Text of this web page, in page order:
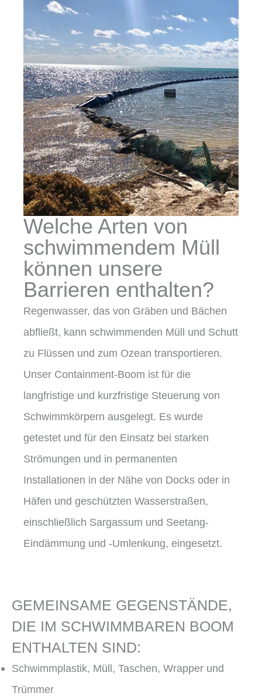
Welche Arten von
schwimmendem Müll
können unsere
Barrieren enthalten?
Regenwasser, das von Gräben und Bächen
abfließt, kann schwimmenden Müll und Schutt
zu Flüssen und zum Ozean transportieren.
Unser Containment-Boom ist für die
langfristige und kurzfristige Steuerung von
Schwimmkörpern ausgelegt. Es wurde
getestet und für den Einsatz bei starken
Strömungen und in permanenten
Installationen in der Nähe von Docks oder in
Häfen und geschützten Wasserstraßen,
einschließlich Sargassum und Seetang-
Eindämmung und -Umlenkung, eingesetzt.
GEMEINSAME GEGENSTÄNDE,
DIE IM SCHWIMMBAREN BOOM
ENTHALTEN SIND:
Schwimmplastik, Müll, Taschen, Wrapper und
Trümmer